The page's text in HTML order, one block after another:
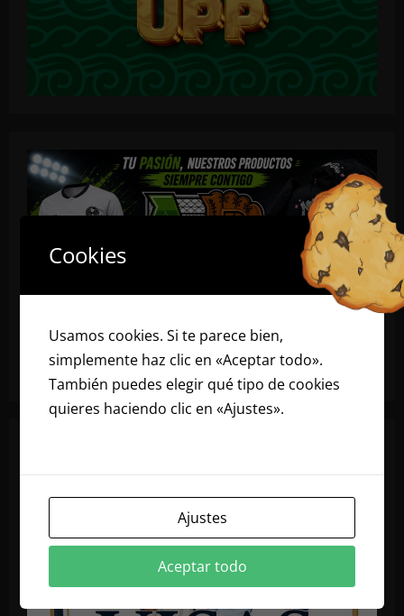
Cookies
Usamos cookies. Si te parece bien,
simplemente haz clic en «Aceptar todo».
También puedes elegir qué tipo de cookies
quieres haciendo clic en «Ajustes».
Ajustes
Aceptar todo